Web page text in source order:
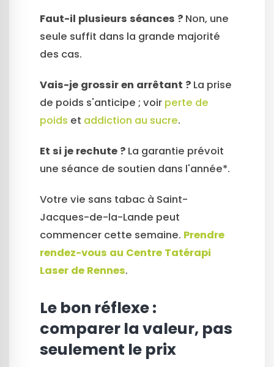
Faut-il plusieurs séances ? Non, une
seule suffit dans la grande majorité
des cas.
Vais-je grossir en arrêtant ? La prise
de poids s'anticipe ; voir perte de
poids et addiction au sucre.
Et si je rechute ? La garantie prévoit
une séance de soutien dans l'année*.
Votre vie sans tabac à Saint-
Jacques-de-la-Lande peut
commencer cette semaine. Prendre
rendez-vous au Centre Tatérapi
Laser de Rennes.
Le bon réflexe :
comparer la valeur, pas
seulement le prix